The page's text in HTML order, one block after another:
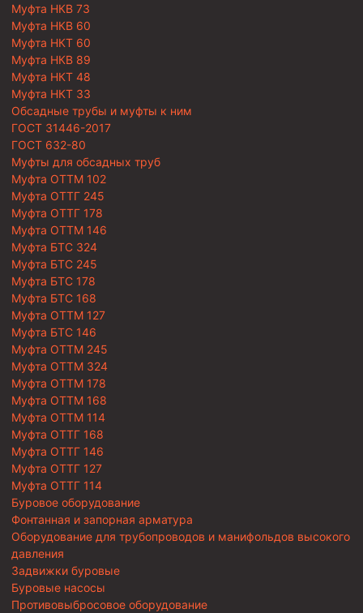
Муфта НКВ 73
Муфта НКВ 60
Муфта НКТ 60
Муфта НКВ 89
Муфта НКТ 48
Муфта НКТ 33
Обсадные трубы и муфты к ним
ГОСТ 31446-2017
ГОСТ 632-80
Муфты для обсадных труб
Муфта ОТТМ 102
Муфта ОТТГ 245
Муфта ОТТГ 178
Муфта ОТТМ 146
Муфта БТС 324
Муфта БТС 245
Муфта БТС 178
Муфта БТС 168
Муфта ОТТМ 127
Муфта БТС 146
Муфта ОТТМ 245
Муфта ОТТМ 324
Муфта ОТТМ 178
Муфта ОТТМ 168
Муфта ОТТМ 114
Муфта ОТТГ 168
Муфта ОТТГ 146
Муфта ОТТГ 127
Муфта ОТТГ 114
Буровое оборудование
Фонтанная и запорная арматура
Оборудование для трубопроводов и манифольдов высокого
давления
Задвижки буровые
Буровые насосы
Противовыбросовое оборудование